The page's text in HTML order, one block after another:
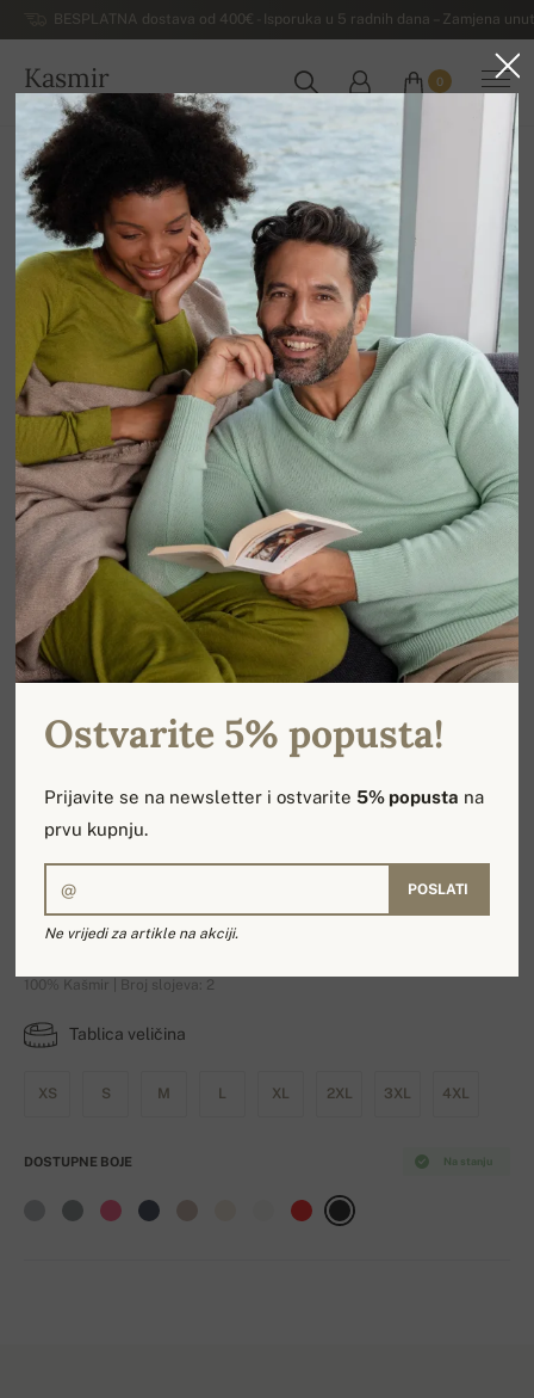
BESPLATNA dostava od 400€ - Isporuka u 5 radnih dana – Zamjena
Kasmir
HRVATSKA
0
Kuća Luksuzni ženski džemperi od kašmira
Lili Premium
100% Kašmir | Broj slojeva: 2
Tablica veličina
XS S M L XL 2XL 3XL 4XL
Na stanju
DOSTUPNE BOJE
Ostvarite 5% popusta!
Prijavite se na newsletter i ostvarite5% popusta na
prvu kupnju.
POSLATI
Ne vrijedi za artikle na akciji.